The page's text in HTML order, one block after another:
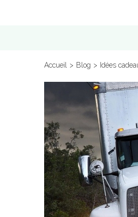
Accueil > Blog > Idées